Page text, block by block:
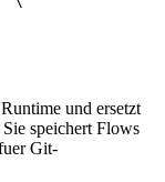
und ersetzt
speichert Flows
Git-